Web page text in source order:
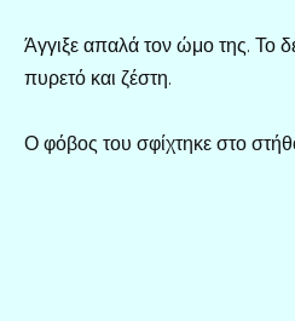
Άγγιξε απαλά τον ώμο της. Το
πυρετό και ζέστη.
Ο φόβος του σφίχτηκε στο